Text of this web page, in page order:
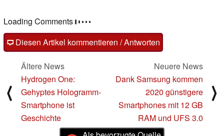
Loading Comments
Diesen Artikel kommentieren / Antworten
⟨
Ältere News
Hydrogen One:
Gehyptes Hologramm-
Smartphone ist
Geschichte
Neuere News
Dank Samsung kommen
2020 günstigere
Smartphones mit 12 GB
RAM und UFS 3.0
⟩